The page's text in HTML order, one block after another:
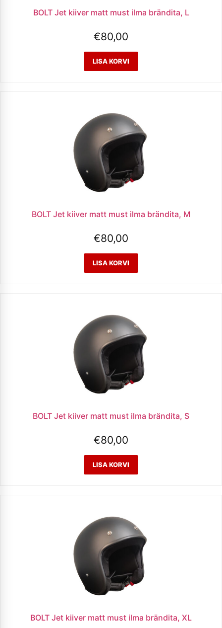
BOLT Jet kiiver matt must ilma brändita, L
€80,00
BOLT Jet kiiver matt must ilma brändita, M
€80,00
BOLT Jet kiiver matt must ilma brändita, S
€80,00
BOLT Jet kiiver matt must ilma brändita, XL